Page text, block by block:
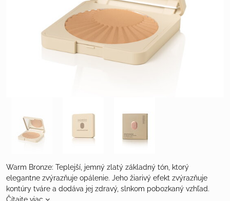
Warm Bronze: Teplejší, jemný zlatý základný tón, ktorý
elegantne zvýrazňuje opálenie. Jeho žiarivý efekt zvýrazňuje
kontúry tváre a dodáva jej zdravý, slnkom pobozkaný vzhľad.